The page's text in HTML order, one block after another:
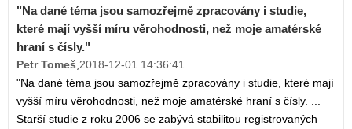
"Na dané téma jsou samozřejmě zpracovány i studie,
které mají vyšší míru věrohodnosti, než moje amatérské
hraní s čísly."
Petr Tomeš 2018-12-01 14:36:41
"Na dané téma jsou samozřejmě zpracovány i studie, které mají
vyšší míru věrohodnosti, než moje amatérské hraní s čísly. ...
Starší studie z roku 2006 se zabývá stabilitou registrovaných